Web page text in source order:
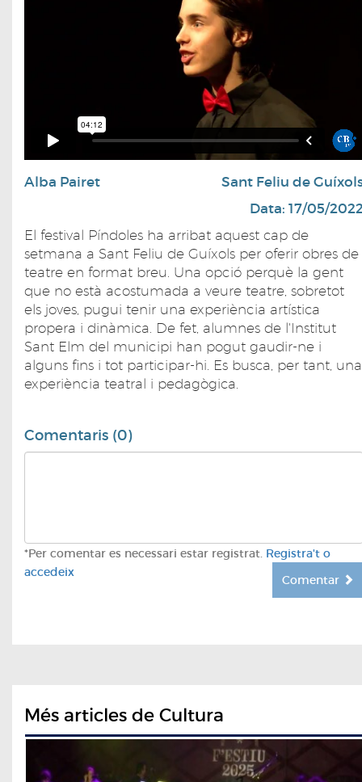
Alba Pairet
Sant Feliu de
Data: 17/05/
El festival Píndoles ha arribat aquest cap de
setmana a Sant Feliu de Guíxols per oferir obres de
teatre en format breu. Una opció perquè la gent
que no està acostumada a veure teatre, sobretot
els joves, pugui tenir una experiència artística
propera i dinàmica. De fet, alumnes de l'Institut
Sant Elm del municipi han pogut gaudir-ne i
alguns fins i tot participar-hi. Es busca, per tant, una
experiència teatral i pedagògica.
Comentaris (0)
*Per comentar es necessari estar registrat. Registra't o
accedeix
Comentar
Més articles de Cultura